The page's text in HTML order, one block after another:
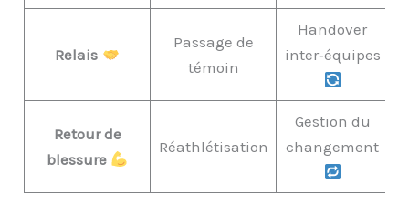
Relais
Passage de
témoin
Handover
inter‑équipes
Retour de
blessure
Réathlétisation
Gestion du
changement